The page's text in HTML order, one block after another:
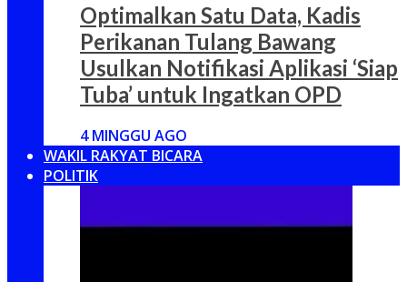
Optimalkan Satu Data, Kadis
Perikanan Tulang Bawang
Usulkan Notifikasi Aplikasi ‘Siap
Tuba’ untuk Ingatkan OPD
4 MINGGU AGO
WAKIL RAKYAT BICARA
POLITIK